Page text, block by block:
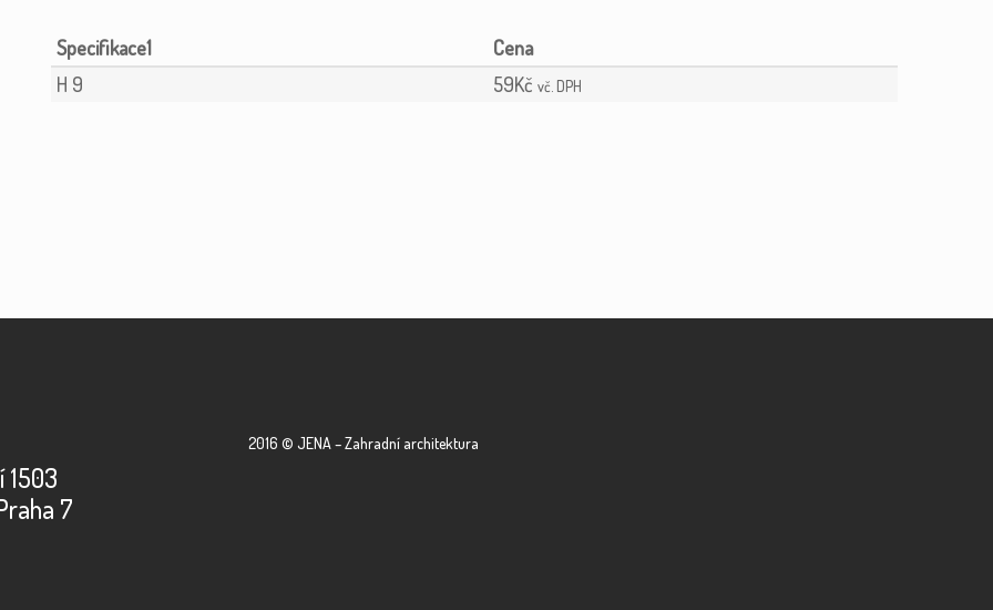
Specifikace1
H 9
59Kč vč. DPH
1503
7
2016 © JENA – Zahradní architektura